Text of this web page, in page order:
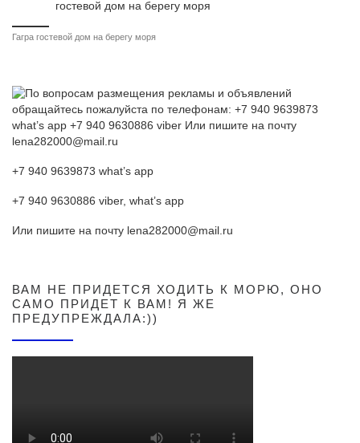
Гагра гостевой дом на берегу моря
+7 940 9639873 what’s app
+7 940 9630886 viber, what’s app
Или пишите на почту lena282000@mail.ru
ВАМ НЕ ПРИДЕТСЯ ХОДИТЬ К МОРЮ, ОНО
САМО ПРИДЕТ К ВАМ! Я ЖЕ
ПРЕДУПРЕЖДАЛА:))